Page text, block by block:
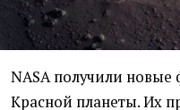
NASA получили новые
Красной планеты. Их